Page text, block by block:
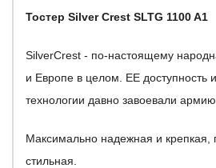
Тостер Silver Crest SLTG 1100 A1
SilverCrest - по-настоящему
и Европе в целом. ЕЕ доступность
технологии давно завоевали армию
Максимально надежная и крепкая,
стильная.